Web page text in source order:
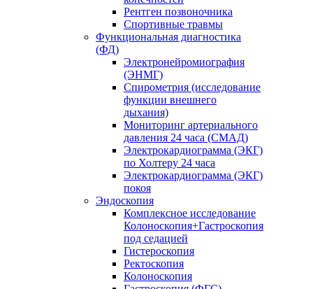
Рентген позвоночника
Спортивные травмы
Функциональная диагностика
(ФД)
Электронейромиография
(ЭНМГ)
Спирометрия (исследование
функции внешнего
дыхания)
Мониторинг артериального
давления 24 часа (СМАД)
Электрокардиограмма (ЭКГ)
по Холтеру 24 часа
Электрокардиограмма (ЭКГ)
покоя
Эндоскопия
Комплексное исследование
Колоноскопия+Гастроскопия
под седацией
Гистероскопия
Ректоскопия
Колоноскопия